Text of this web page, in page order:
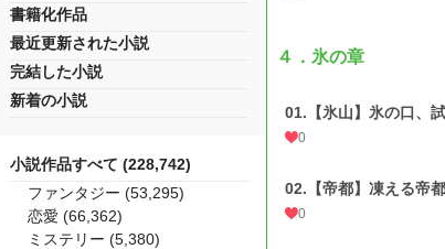
４．氷の章
01.【氷山】氷の口、
0
02.【帝都】凍える帝
0
書籍化作品
最近更新された小説
完結した小説
新着の小説
小説作品すべて (228,742)
ファンタジー (53,295)
恋愛 (66,362)
ミステリー (5,380)